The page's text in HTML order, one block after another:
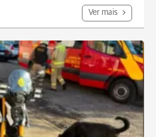
Ver mais